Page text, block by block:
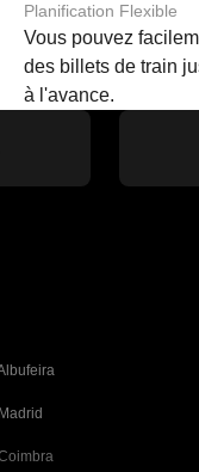
Planification Flexible
Vous pouvez
des billets de train
à l'avance.